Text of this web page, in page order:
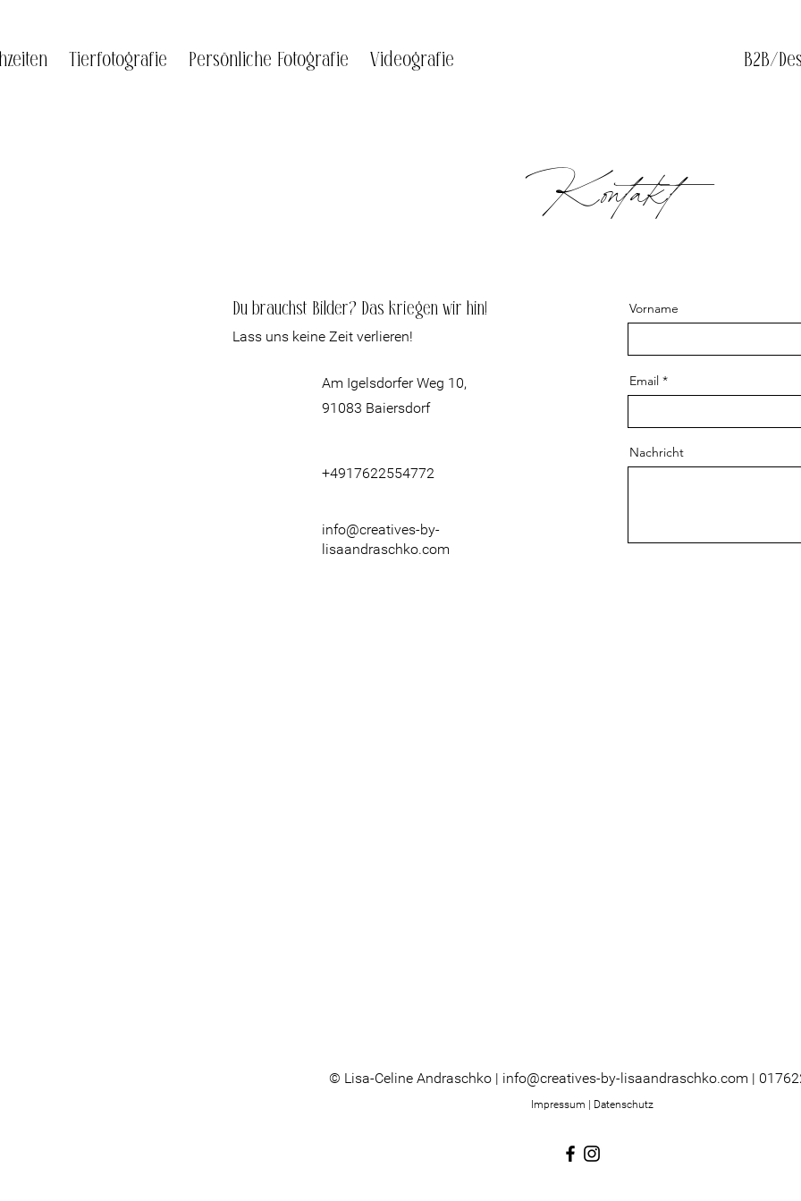
Tierfotografie Persönliche Fotografie Videografie B2B/
Kontakt
Du brauchst Bilder? Das kriegen wir hin!
Lass uns keine Zeit verlieren!
Am Igelsdorfer Weg 10,
91083 Baiersdorf
+4917622554772
info@creatives-by-
lisaandraschko.com
Vorname
Email
Nachricht
© Lisa-Celine Andraschko | info@creatives-by-lisaandraschko.com |
Impressum Datenschutz